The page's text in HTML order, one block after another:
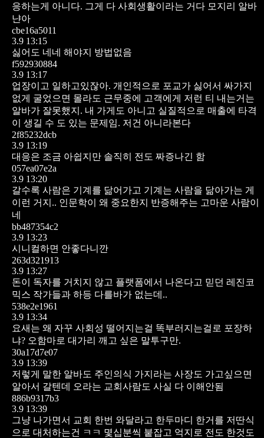
응하는게 아니다. 그게 다 사회생활이라는 거다 모지리 알바
냔아
cbe16a5011
3.9 13:15
싫어도 네네 해야지 방법없음
f592930884
3.9 13:17
업장이고 일하고있잖아. 개인적으로 포교가 싫어서 싸가지
없게 굴었으면 몰라도 근무중에 고객에게 저런 티 내는거는
알바가 잘못했지. 내 가게도 아니고 실질적으로 매출에 타격
이 생길 수 도 있는 문제임. 저건 아니라본다
2f85232dcb
3.9 13:19
대응은 조금 아쉽지만 솔직히 전도 짜증나긴 함
057ea07e2a
3.9 13:20
갈수록 사람은 기계를 닮어가고 기계는 사람을 닮아가는 게
이런 거지.. 인문학이 왜 중요한지 반증해주는 고마운 사람이
네
bb487354c2
3.9 13:23
시니컬하면 안좋다니깐
263d321913
3.9 13:27
돈이 독자를 거치지 않고 플랫폼에서 나온다고 믿던 레진코
믹스 작가들과 하등 다를바가 없는데..
538e2e1961
3.9 13:34
요새는 왜 자꾸 사회성 떨어지는걸 똑부러지는걸로 포장하
냐? 오함마로 대가리 깨고 싶은 말투구만.
30a17d7e07
3.9 13:39
저렇게 말한 알바도 주인의식 가지라는 사장도 가고싶으면
알아서 갈텐데 오라는 교회사람도 사실 다 이해안됨
886b9317b3
3.9 13:39
그냥 나가면서 교회 한번 와달라고 한두마디 한거를 저딴식
으로 대처하는건 ㅋㅋ 몇십분씩 붙잡고 억지로 전도 한것도